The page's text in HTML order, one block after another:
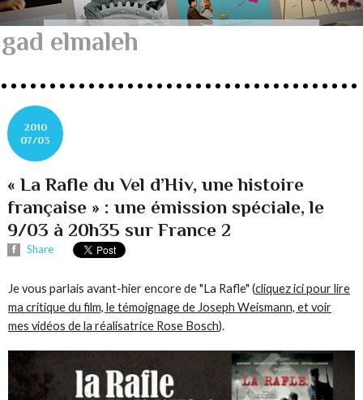
gad elmaleh
2010
07/03
« La Rafle du Vel d’Hiv, une histoire
française » : une émission spéciale, le
9/03 à 20h35 sur France 2
Share
Je vous parlais avant-hier encore de "La Rafle" (cliquez ici pour lire
ma critique du film, le témoignage de Joseph Weismann, et voir
mes vidéos de la réalisatrice Rose Bosch).